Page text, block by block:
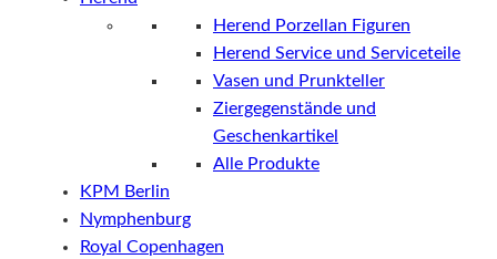
Herend Porzellan Figuren
Herend Service und Serviceteile
Vasen und Prunkteller
Ziergegenstände und
Geschenkartikel
Alle Produkte
KPM Berlin
Nymphenburg
Royal Copenhagen